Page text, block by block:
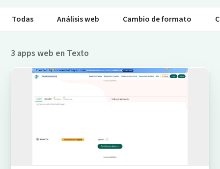
Todas Análisis web Cambio de formato
3 apps web en Texto